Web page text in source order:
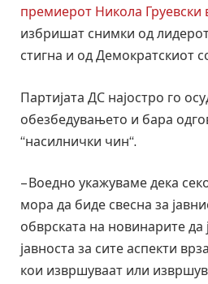
премиерот Никола Груевски
избришат снимки од
стигна и од Демократскиот
Партијата ДС најостро го
обезбедувањето и бара
“насилнички чин“.
– Воедно укажуваме дека
мора да биде свесна за
обврската на новинарите
јавноста за сите аспекти
кои извршуваат или